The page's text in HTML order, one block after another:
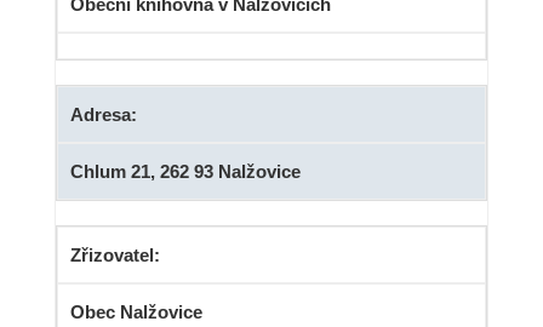
Obecní knihovna v Nalžovicích
Adresa:
Chlum 21, 262 93 Nalžovice
Zřizovatel:
Obec Nalžovice